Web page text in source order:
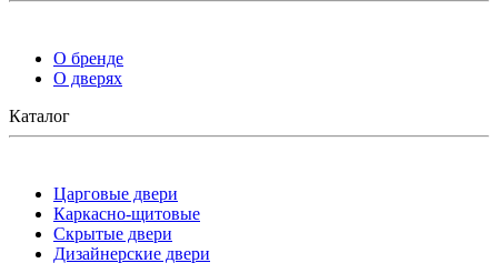
О бренде
О дверях
Каталог
Царговые двери
Каркасно-щитовые
Скрытые двери
Дизайнерские двери